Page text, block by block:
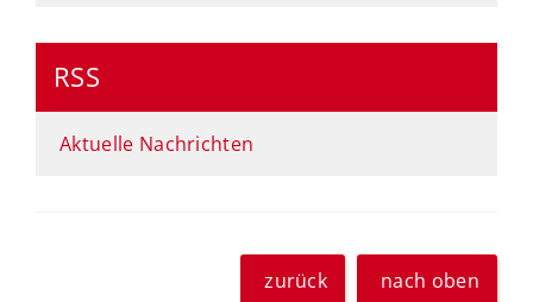
RSS
Aktuelle Nachrichten
zurück nach oben